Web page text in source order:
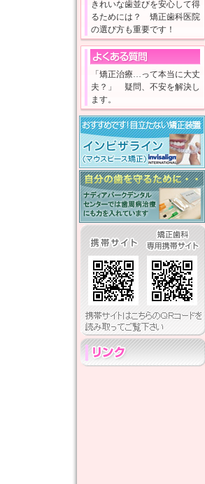
きれいな歯並びを安心して得
るためには？ 矯正歯科医院
の選び方も重要です！
「矯正治療…って本当に大丈
夫？」 疑問、不安を解決し
ます。